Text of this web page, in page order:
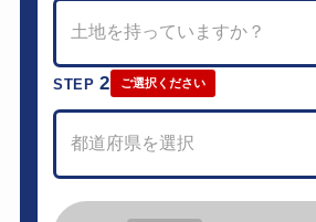
土地を持っていますか？
STEP2 ご選択ください
都道府県を選択